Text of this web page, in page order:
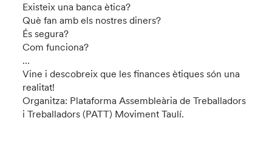
Existeix una banca ètica?
Què fan amb els nostres diners?
És segura?
Com funciona?
…
Vine i descobreix que les finances ètiques són una
realitat!
Organitza: Plataforma Assembleària de Treballadors
i Treballadors (PATT) Moviment Taulí.